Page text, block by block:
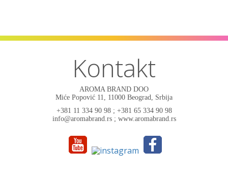
Kontakt
AROMA BRAND DOO
Miće Popović 11, 11000 Beograd, Srbija
+381 11 334 90 98 ; +381 65 334 90 98
info@aromabrand.rs ; www.aromabrand.rs